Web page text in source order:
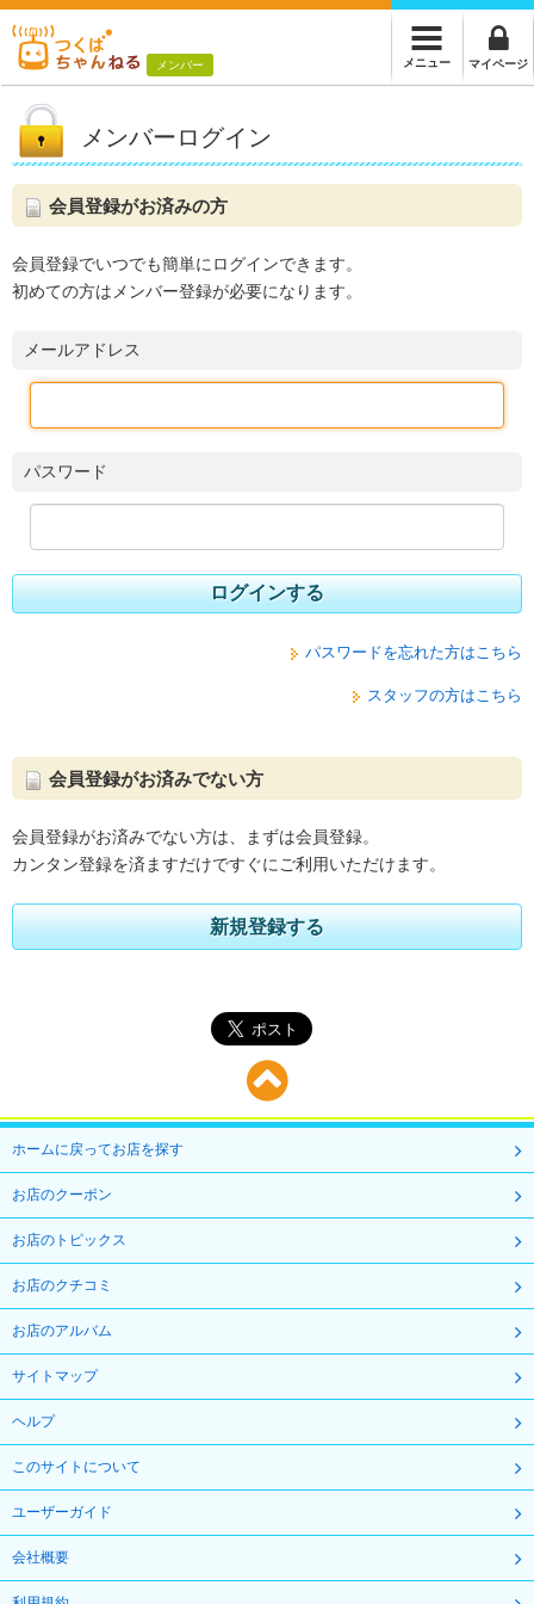
メンバー メニュー マイページ
メンバーログイン
会員登録がお済みの方
会員登録でいつでも簡単にログインできます。
初めての方はメンバー登録が必要になります。
メールアドレス
パスワード
ログインする
パスワードを忘れた方はこちら
スタッフの方はこちら
会員登録がお済みでない方
会員登録がお済みでない方は、まずは会員登録。
カンタン登録を済ますだけですぐにご利用いただけます。
新規登録する
ホームに戻ってお店を探す
お店のクーポン
お店のトピックス
お店のクチコミ
お店のアルバム
サイトマップ
ヘルプ
このサイトについて
ユーザーガイド
会社概要